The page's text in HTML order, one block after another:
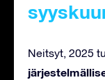
Neitsyt, 2025